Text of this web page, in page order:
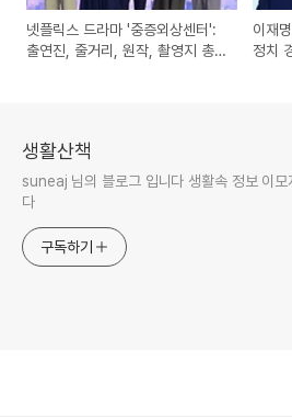
넷플릭스 드라마 '중증외상센터':
출연진, 줄거리, 원작, 촬영지 총
이재
정치
생활산책
suneaj 님의 블로그 입니다 생활속 정보 이모
다
구독하기